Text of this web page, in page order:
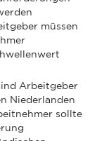
müssen
Arbeitgeber
Niederlanden
sollte